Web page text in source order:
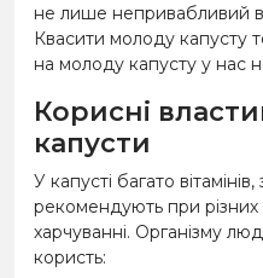
не лише непривабливий
Квасити молоду капусту
на молоду капусту у нас
Корисні
капусти
У капусті багато
рекомендують при різних
харчуванні. Організму
користь: